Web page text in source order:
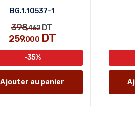
BG.1.10537-1
398,462DT
259,000DT
-35%
Ajouter au panier